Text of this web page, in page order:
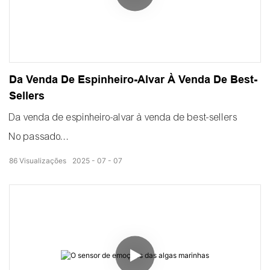
Da Venda De Espinheiro-Alvar À Venda De Best-
Sellers
Da venda de espinheiro-alvar à venda de best-sellers
No passado
Ninguém queria espinheiros que apodrecessem nos
A máquina vem com um banco de dados de memória
2025 07 07
86 Visualizações